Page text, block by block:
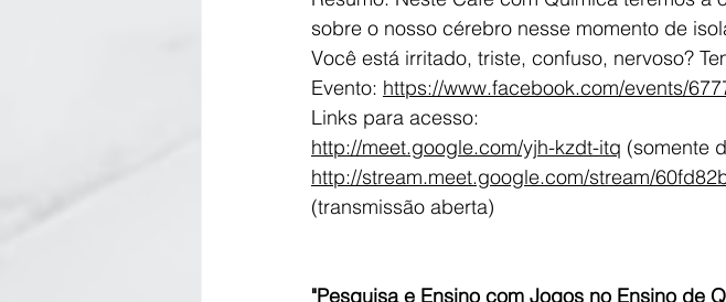
sobre o nosso cérebro nesse momento de
Você está irritado, triste, confuso, nervoso?
Evento: https://www.facebook.com/events/
Links para acesso:
http://meet.google.com/yjh-kzdt-itq (somente
http://stream.meet.google.com/stream/
(transmissão aberta)
"Pesquisa e Ensino com Jogos no Ensino de